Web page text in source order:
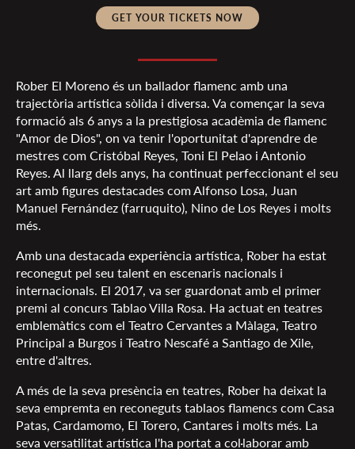
GET YOUR TICKETS NOW
Rober El Moreno és un ballador flamenc amb una
trajectòria artística sòlida i diversa. Va començar la seva
formació als 6 anys a la prestigiosa acadèmia de flamenc
"Amor de Dios", on va tenir l'oportunitat d'aprendre de
mestres com Cristóbal Reyes, Toni El Pelao i Antonio
Reyes. Al llarg dels anys, ha continuat perfeccionant el seu
art amb figures destacades com Alfonso Losa, Juan
Manuel Fernández (farruquito), Nino de Los Reyes i molts
més.
Amb una destacada experiència artística, Rober ha estat
reconegut pel seu talent en escenaris nacionals i
internacionals. El 2017, va ser guardonat amb el primer
premi al concurs Tablao Villa Rosa. Ha actuat en teatres
emblemàtics com el Teatro Cervantes a Màlaga, Teatro
Principal a Burgos i Teatro Nescafé a Santiago de Xile,
entre d'altres.
A més de la seva presència en teatres, Rober ha deixat la
seva empremta en reconeguts tablaos flamencs com Casa
Patas, Cardamomo, El Torero, Cantares i molts més. La
seva versatilitat artística l'ha portat a col·laborar amb